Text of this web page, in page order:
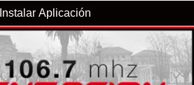
Instalar Aplicación